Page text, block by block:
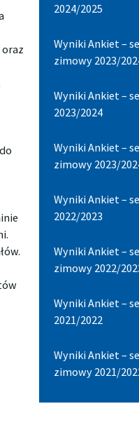
2024/2025​
Wyniki Ankiet –
zimowy 2023/
Wyniki Ankiet –
2023/2024
Wyniki Ankiet –
zimowy 2023/
Wyniki Ankiet –
2022/2023​
Wyniki Ankiet –
zimowy 2022/
Wyniki Ankiet –
2021/2022​
Wyniki Ankiet –
zimowy 2021/